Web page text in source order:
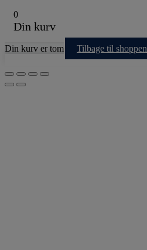
0
Din kurv
Din kurv er tom Tilbage til shoppen